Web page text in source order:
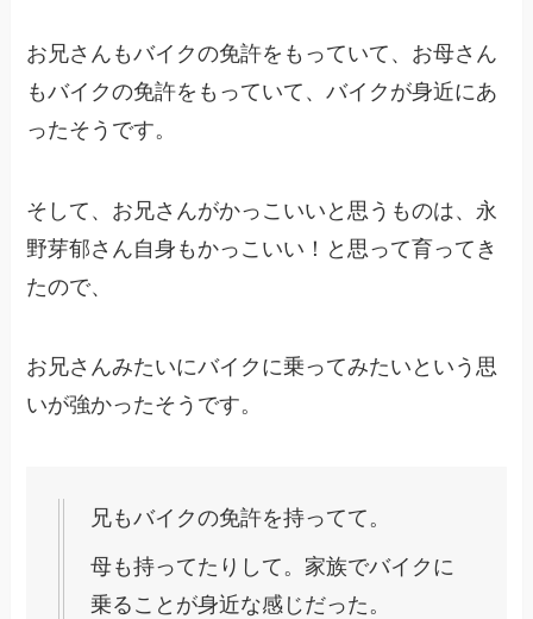
お兄さんもバイクの免許をもっていて、お母さん
もバイクの免許をもっていて、バイクが身近にあ
ったそうです。
そして、お兄さんがかっこいいと思うものは、永
野芽郁さん自身もかっこいい！と思って育ってき
たので、
お兄さんみたいにバイクに乗ってみたいという思
いが強かったそうです。
兄もバイクの免許を持ってて。
母も持ってたりして。家族でバイクに
乗ることが身近な感じだった。